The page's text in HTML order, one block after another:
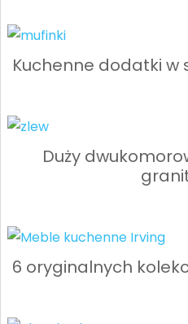
Kuchenne dodatki
Duży
6 oryginalnych